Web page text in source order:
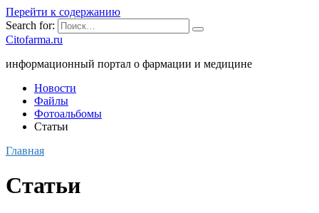
Перейти к содержанию
Search for:
Citofarma.ru
информационный портал о фармации и медицине
Новости
Файлы
Фотоальбомы
Статьи
Главная
Статьи